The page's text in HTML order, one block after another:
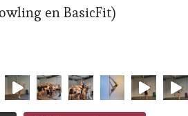
en BasicFit)